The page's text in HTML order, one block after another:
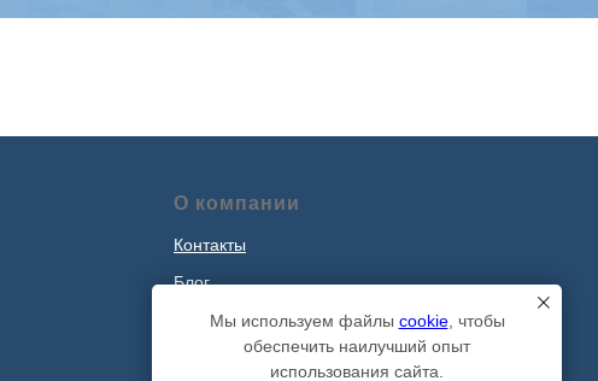
Мы используем файлы cookie, чтобы
обеспечить наилучший опыт
использования сайта.
О компании
Контакты
Блог
Наши проекты
Политика обработки персональных